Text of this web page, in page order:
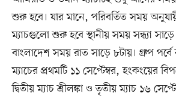
শুরু হবে। যার মানে, পরিবর্তিত সময়
ম্যাচগুলো শুরু হবে স্থানীয় সময় সন্ধ্যা সাড়ে
বাংলাদেশ সময় রাত সাড়ে ৮টায়। গ্রুপ পর্বে
ম্যাচের প্রথমটি ১১ সেপ্টেম্বর, হংকংয়ের
দ্বিতীয় ম্যাচ শ্রীলঙ্কা ও তৃতীয় ম্যাচ ১৬